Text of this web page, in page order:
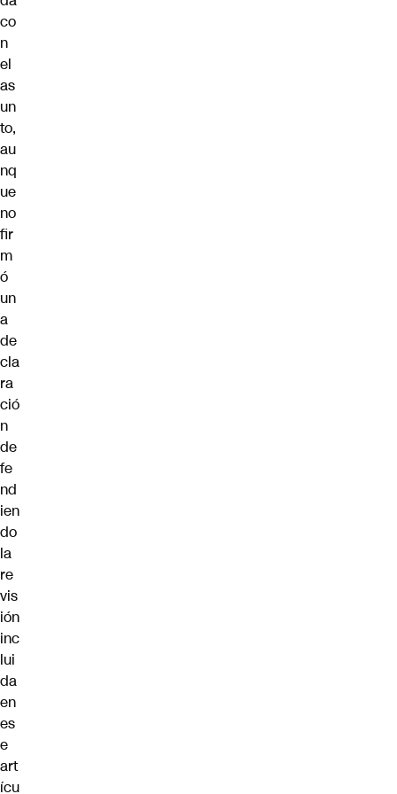
co
n
el
as
un
to,
au
nq
ue
no
fir
m
ó
un
a
de
cla
ra
ció
n
de
fe
nd
ien
do
la
re
vis
ión
inc
lui
da
en
es
e
art
ícu